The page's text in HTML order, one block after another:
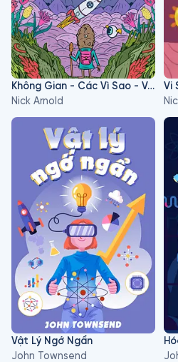
Không Gian - Các Vì Sao - Và Người Ngoài Hành Tinh
Nick Arnold
Vi
Vật Lý Ngớ Ngẩn
John Townsend